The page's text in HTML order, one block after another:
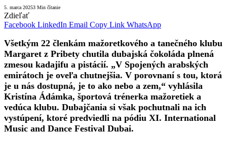
5. marca 20253 Min čítanie
Zdieľať
Facebook LinkedIn Email Copy Link WhatsApp
Všetkým 22 členkám mažoretkového a tanečného klubu
Margaret z Pribety chutila dubajská čokoláda plnená
zmesou kadajifu a pistácií. „V Spojených arabských
emirátoch je oveľa chutnejšia. V porovnaní s tou, ktorá
je u nás dostupná, je to ako nebo a zem,“ vyhlásila
Kristína Ádámka, športová trénerka mažoretiek a
vedúca klubu. Dubajčania si však pochutnali na ich
vystúpení, ktoré predviedli na pódiu XI. International
Music and Dance Festival Dubai.